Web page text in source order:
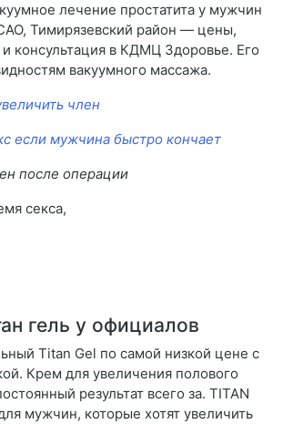
лечение простатита у мужчин
Тимирязевский район — цены,
консультация в КДМЦ Здоровье. Его
вакуумного массажа.
член
если мужчина быстро кончает
после операции
секса,
гель у официалов
Titan Gel по самой низкой цене с
Крем для увеличения полового
результат всего за. TITAN
мужчин, которые хотят увеличить